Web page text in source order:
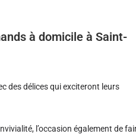
à domicile à Saint-
des délices qui exciteront leurs
l’occasion également de